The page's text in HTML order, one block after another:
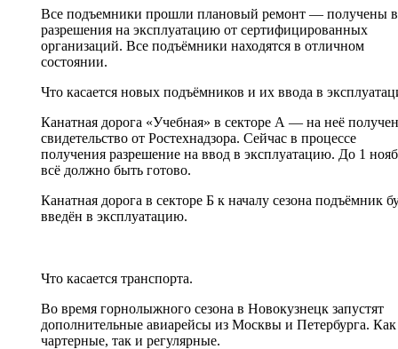
Все подъемники прошли плановый ремонт — получены
разрешения на эксплуатацию от сертифицированных
организаций. Все подъёмники находятся в отличном
состоянии.
Что касается новых подъёмников и их ввода в
Канатная дорога «Учебная» в секторе А — на неё
свидетельство от Ростехнадзора. Сейчас в процессе
получения разрешение на ввод в эксплуатацию. До 1
всё должно быть готово.
Канатная дорога в секторе Б к началу сезона подъёмник
введён в эксплуатацию.
Что касается транспорта.
Во время горнолыжного сезона в Новокузнецк запустят
дополнительные авиарейсы из Москвы и Петербурга. Как
чартерные, так и регулярные.